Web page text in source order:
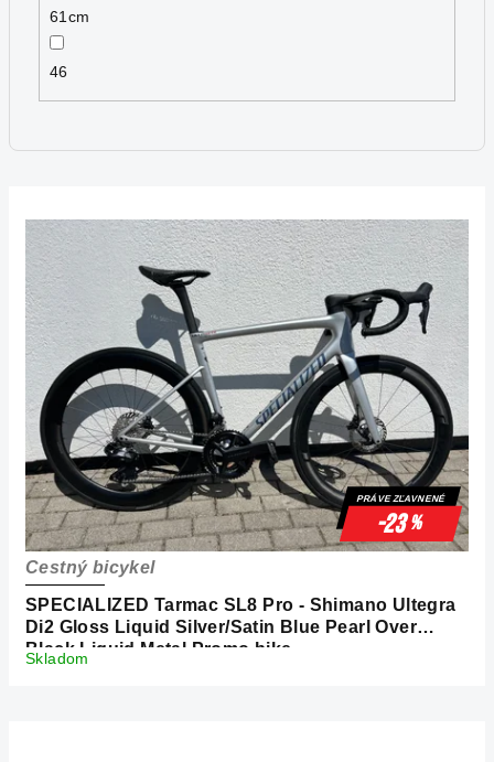
61cm
46
PRÁVE ZĽAVNENÉ
-23%
SPECIALIZED Tarmac SL8 Pro - Shimano Ultegra
Di2 Gloss Liquid Silver/Satin Blue Pearl Over
Black Liquid Metal Promo bike
Cestný bicykel
Skladom